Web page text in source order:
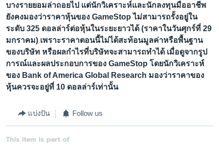
บางรายยอมล่าถอยไป แต่นักวิเคราะห์และนักลงทุนมืออาชีพ
ยังคงมองว่าราคาหุ้นของ GameStop ไม่สามารถรั้งอยู่ใน
ระดับ 325 ดอลล่าร์ต่อหุ้นในระยะยาวได้ (ราคาในวันศุกร์ที่ 29
มกราคม) เพราะราคาตอนนี้ไม่ได้สะท้อนมูลค่าหรือพื้นฐาน
ของบริษัท หรือผลกำไรที่บริษัทจะสามารถทำได้ เมื่อดูจากรูป
การณ์และผลประกอบการของ GameStop โดยนักวิเคราะห์
ของ Bank of America Global Research มองว่าราคาของ
หุ้นควรจะอยู่ที่ 10 ดอลล่าร์เท่านั้น
แบ่งปัน Follow us
This item is part of